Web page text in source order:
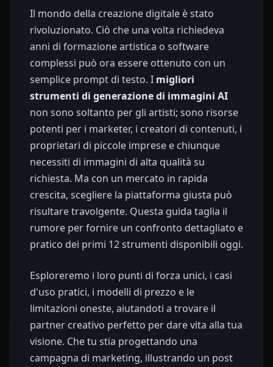
Il mondo della creazione digitale è stato
rivoluzionato. Ciò che una volta richiedeva
anni di formazione artistica o software
complessi può ora essere ottenuto con un
semplice prompt di testo. I migliori
strumenti di generazione di immagini AI
non sono soltanto per gli artisti; sono risorse
potenti per i marketer, i creatori di contenuti, i
proprietari di piccole imprese e chiunque
necessiti di immagini di alta qualità su
richiesta. Ma con un mercato in rapida
crescita, scegliere la piattaforma giusta può
risultare travolgente. Questa guida taglia il
rumore per fornire un confronto dettagliato e
pratico dei primi 12 strumenti disponibili oggi.
Esploreremo i loro punti di forza unici, i casi
d'uso pratici, i modelli di prezzo e le
limitazioni oneste, aiutandoti a trovare il
partner creativo perfetto per dare vita alla tua
visione. Che tu stia progettando una
campagna di marketing, illustrando un post